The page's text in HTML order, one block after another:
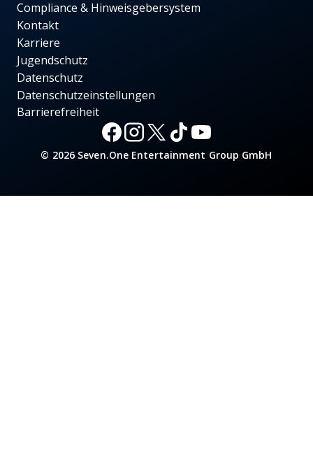
Compliance & Hinweisgebersystem
Kontakt
Karriere
Jugendschutz
Datenschutz
Datenschutzeinstellungen
Barrierefreiheit
© 2026 Seven.One Entertainment Group GmbH